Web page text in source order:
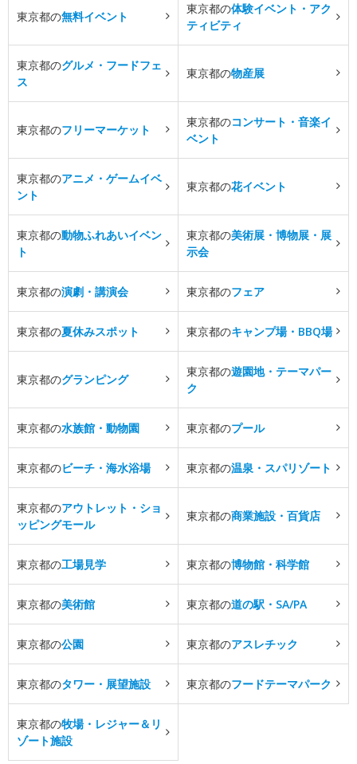
東京都の無料イベント
東京都の体験イベント・アク
ティビティ
東京都のグルメ・フードフェ
ス
東京都の物産展
東京都のフリーマーケット
東京都のコンサート・音楽イ
ベント
東京都のアニメ・ゲームイベ
ント
東京都の花イベント
東京都の動物ふれあいイベン
ト
東京都の美術展・博物展・展
示会
東京都の演劇・講演会 東京都のフェア
東京都の夏休みスポット 東京都のキャンプ場・BBQ場
東京都のグランピング
東京都の遊園地・テーマパー
ク
東京都の水族館・動物園 東京都のプール
東京都のビーチ・海水浴場 東京都の温泉・スパリゾート
東京都のアウトレット・ショ
ッピングモール
東京都の商業施設・百貨店
東京都の工場見学 東京都の博物館・科学館
東京都の美術館 東京都の道の駅・SA/PA
東京都の公園 東京都のアスレチック
東京都のタワー・展望施設 東京都のフードテーマパーク
東京都の牧場・レジャー＆リ
ゾート施設